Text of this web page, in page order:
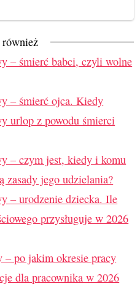
– śmierć babci, czyli wolne
– śmierć ojca. Kiedy
urlop z powodu śmierci
– czym jest, kiedy i komu
zasady jego udzielania?
– urodzenie dziecka. Ile
przysługuje w 2026
po jakim okresie pracy
dla pracownika w 2026